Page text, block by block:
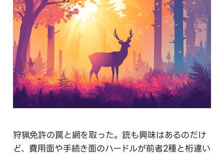
狩猟免許の罠と網を取った。銃も興味はあるのだけ
ど、費用面や手続き面のハードルが前者2種と桁違い